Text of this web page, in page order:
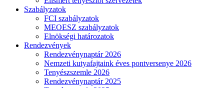
Szabályzatok
FCI szabályzatok
MEOESZ szabályzatok
Elnökségi határozatok
Rendezvények
Rendezvénynaptár 2026
Nemzeti kutyafajtaink éves pontversenye 2026
Tenyészszemle 2026
Rendezvénynaptár 2025